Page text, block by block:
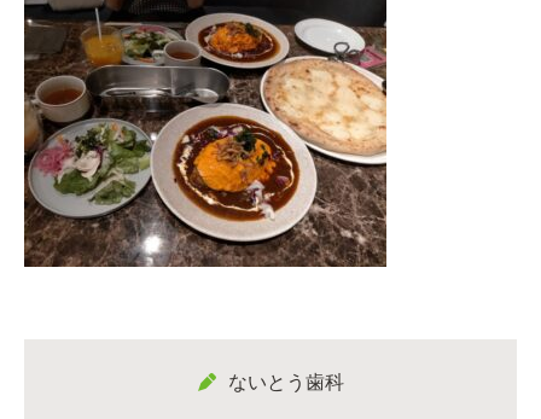
ないとう歯科